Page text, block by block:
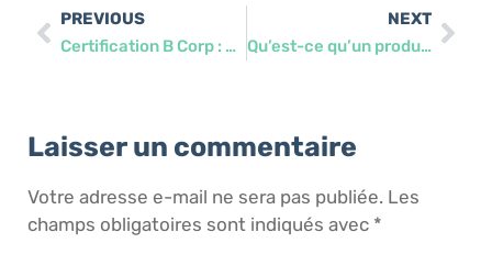
PREVIOUS
Certification B Corp : comment devenir une entreprise engagée et éco-responsable
NEXT
Qu’est-ce qu’un produit vert ? Définition, critères et exemples concrets
Laisser un commentaire
Votre adresse e-mail ne sera pas publiée. Les
champs obligatoires sont indiqués avec *